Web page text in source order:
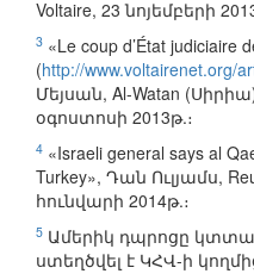
Voltaire, 23 նոյեմբերի
3 «Le coup d’État judiciaire
(http://www.voltairenet.org/
Մեյսան, Al-Watan
օգոստոսի 2013թ.։
4 «Israeli general says al
Turkey», Դան Ուլյամս,
հունվարի 2014թ.։
5 Ամերիկ դպրոցը
ստեղծվել է ԿՀՎ-ի